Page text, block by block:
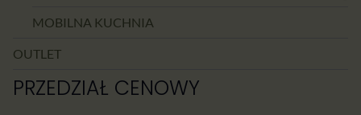
MOBILNA KUCHNIA
OUTLET
PRZEDZIAŁ CENOWY